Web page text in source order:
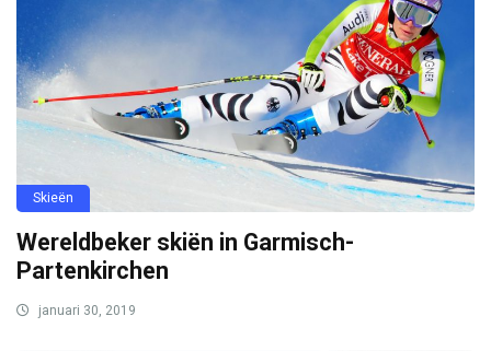
Skieën
Wereldbeker skiën in Garmisch-
Partenkirchen
januari 30, 2019